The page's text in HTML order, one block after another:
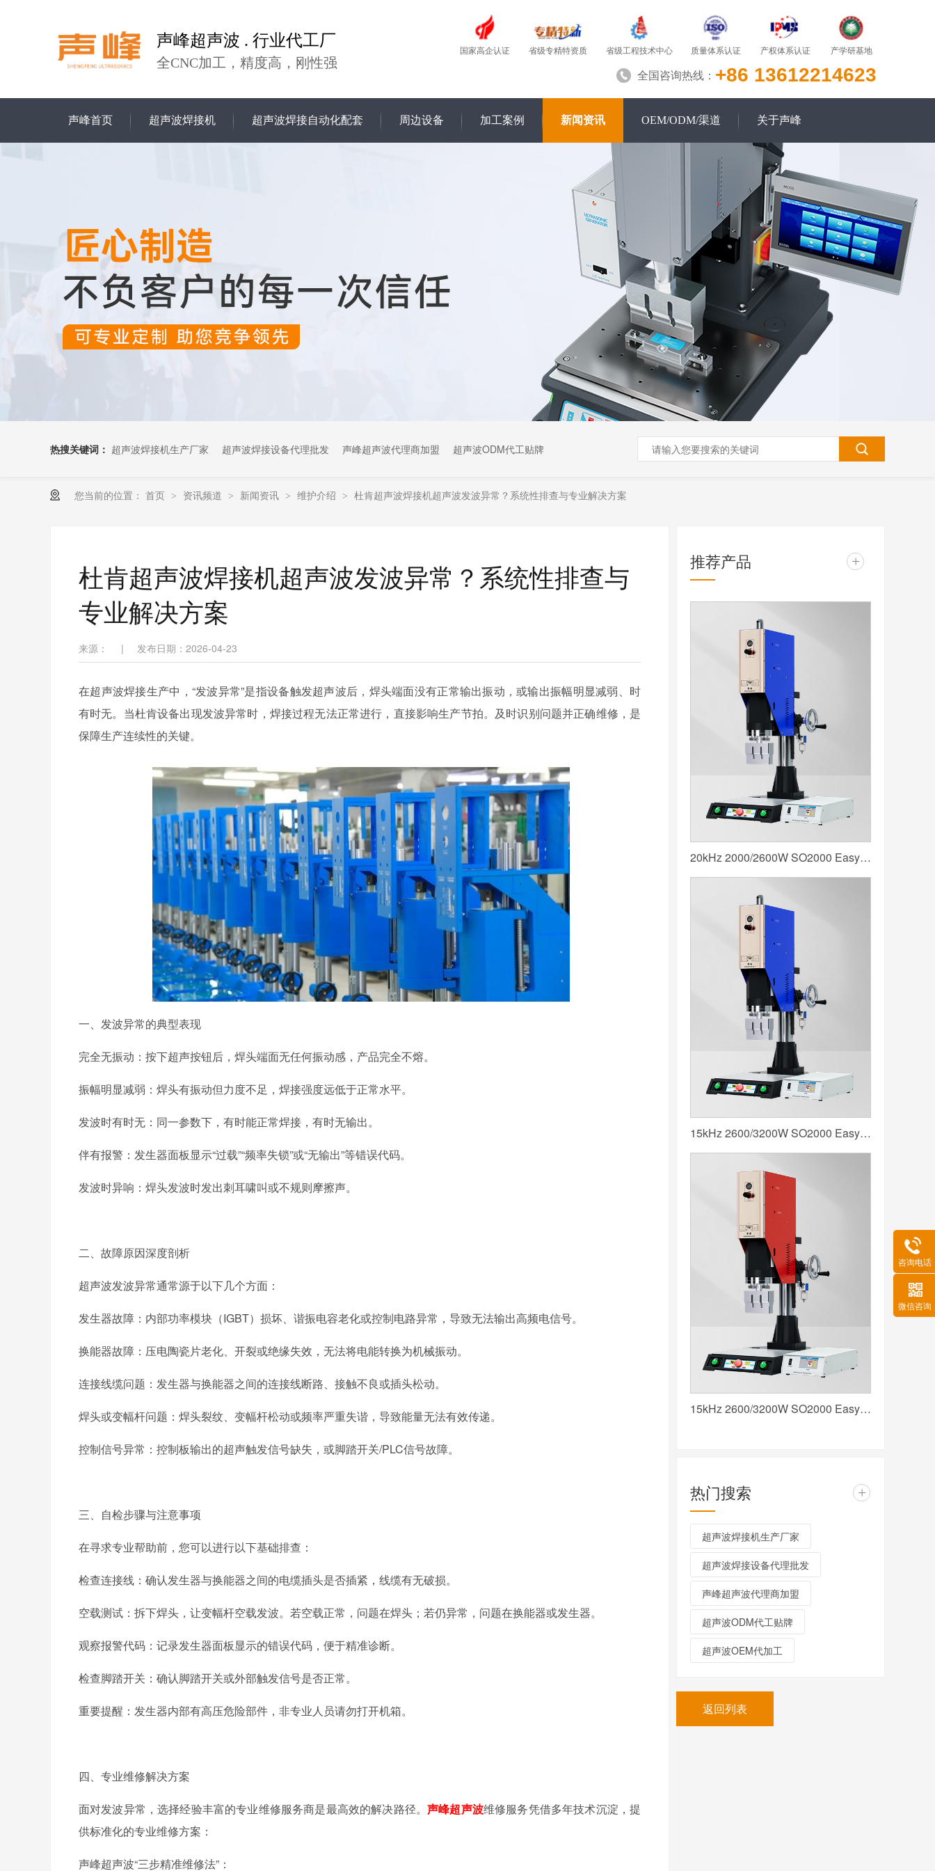
声峰超声波 . 行业代工厂
全CNC加工，精度高，刚性强
国家高企认证 省级专精特资质 省级工程技术中心 质量体系认证 产权体系认证 产学研基地
全国咨询热线： +86 13612214623
声峰首页 超声波焊接机 超声波焊接自动化配套 周边设备 加工案例 新闻资讯 OEM/ODM/渠道 关于声峰
热搜关键词： 超声波焊接机生产厂家 超声波焊接设备代理批发 声峰超声波代理商加盟 超声波ODM代工贴牌
超声波OEM代加工
您当前的位置： 首页 > 资讯频道 > 新闻资讯 > 维护介绍 > 杜肯超声波焊接机超声波发波异常？系统性排查与专业解决方案
杜肯超声波焊接机超声波发波异常？系统性排查与
专业解决方案
来源： | 发布日期：2026-04-23
在超声波焊接生产中， “发波异常”是指设备触发超声波后，焊头端面没有正常输出振动，或输出振幅明显减弱、时
有时无。当杜肯设备出现发波异常时，焊接过程无法正常进行，直接影响生产节拍。及时识别问题并正确维修，是
保障生产连续性的关键。
一、发波异常的典型表现
完全无振动：按下超声按钮后，焊头端面无任何振动感，产品完全不熔。
振幅明显减弱：焊头有振动但力度不足，焊接强度远低于正常水平。
发波时有时无：同一参数下，有时能正常焊接，有时无输出。
伴有报警：发生器面板显示“过载”“频率失锁”或“无输出”等错误代码。
发波时异响：焊头发波时发出刺耳啸叫或不规则摩擦声。
二、故障原因深度剖析
超声波发波异常通常源于以下几个方面：
发生器故障：内部功率模块（IGBT）损坏、谐振电容老化或控制电路异常，导致无法输出高频电信号。
换能器故障：压电陶瓷片老化、开裂或绝缘失效，无法将电能转换为机械振动。
连接线缆问题：发生器与换能器之间的连接线断路、接触不良或插头松动。
焊头或变幅杆问题：焊头裂纹、变幅杆松动或频率严重失谐，导致能量无法有效传递。
控制信号异常：控制板输出的超声触发信号缺失，或脚踏开关/PLC信号故障。
三、自检步骤与注意事项
在寻求专业帮助前，您可以进行以下基础排查：
检查连接线：确认发生器与换能器之间的电缆插头是否插紧，线缆有无破损。
空载测试：拆下焊头，让变幅杆空载发波。若空载正常，问题在焊头；若仍异常，问题在换能器或发生器。
观察报警代码：记录发生器面板显示的错误代码，便于精准诊断。
检查脚踏开关：确认脚踏开关或外部触发信号是否正常。
重要提醒：发生器内部有高压危险部件，非专业人员请勿打开机箱。
四、专业维修解决方案
面对发波异常，选择经验丰富的专业维修服务商是最高效的解决路径。声峰超声波维修服务凭借多年技术沉淀，提
供标准化的专业维修方案：
声峰超声波“三步精准维修法”：
推荐产品 +
20kHz 2000/2600W SO2000 Easy 声峰超声波焊接机 数字 圆立柱 蓝
15kHz 2600/3200W SO2000 Easy 声峰超声波焊接机 数字 圆立柱 蓝色
15kHz 2600/3200W SO2000 Easy 声峰超声波焊接机 数字 圆立柱 红
热门搜索 +
超声波焊接机生产厂家
超声波焊接设备代理批发
声峰超声波代理商加盟
超声波ODM代工贴牌
超声波OEM代加工
返回列表
咨询电话
微信咨询